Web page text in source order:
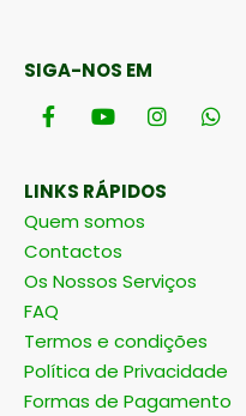
SIGA-NOS EM
LINKS RÁPIDOS
Quem somos
Contactos
Os Nossos Serviços
FAQ
Termos e condições
Política de Privacidade
Formas de Pagamento